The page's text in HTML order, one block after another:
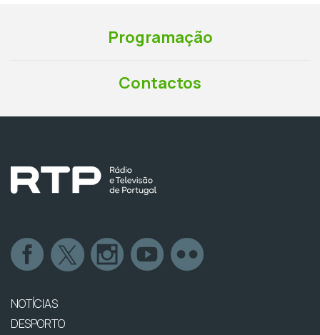
Programação
Contactos
NOTÍCIAS
DESPORTO